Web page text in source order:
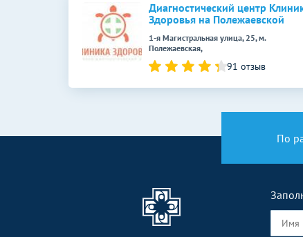
Диагностический центр
Здоровья на Полежаевской
1-я Магистральная улица, 25, м.
Полежаевская,
91 отзыв
По